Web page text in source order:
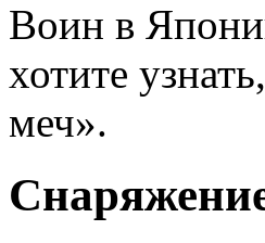
Воин в
хотите
меч».